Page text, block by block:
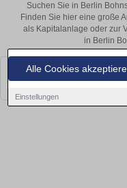
Alle Cookies
Einstellungen
Suchen Sie in Berlin
Finden Sie hier eine große
als Kapitalanlage oder zur
in Berlin
Leider konnten wir derzeit
bald wieder vorbei!